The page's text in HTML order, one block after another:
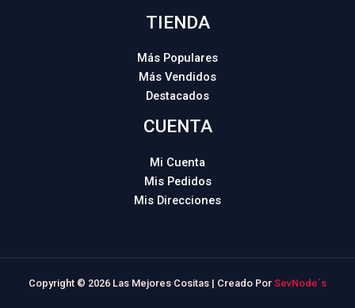
TIENDA
Más Populares
Más Vendidos
Destacados
CUENTA
Mi Cuenta
Mis Pedidos
Mis Direcciones
Copyright © 2026 Las Mejores Cositas | Creado Por SevNode´s